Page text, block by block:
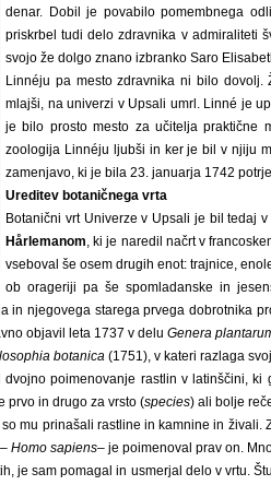
denar. Dobil je povabilo pomembnega
priskrbel tudi delo zdravnika v admiraliteti
svojo že dolgo znano izbranko Saro
Linnéju pa mesto zdravnika ni bilo
mlajši, na univerzi v Upsali umrl. Linné je
je bilo prosto mesto za učitelja praktične
zoologija Linnéju ljubši in ker je bil v njiju
zamenjavo, ki je bila 23. januarja 1742
Ureditev botaničnega vrta
Botanični vrt Univerze v Upsali je bil tedaj
Hårlemanom, ki je naredil načrt v
vseboval še osem drugih enot: trajnice,
ob orageriji pa še spomladanske in
njegovega starega prvega dobrotnika
objavil leta 1737 v delu Genera
botanica (1751), v kateri razlaga
poimenovanje rastlin v latinščini, ki
prvo in drugo za vrsto (species) ali bolje
mu prinašali rastline in kamnine in
Homo sapiens– je poimenoval prav on.
je sam pomagal in usmerjal delo v vrtu.